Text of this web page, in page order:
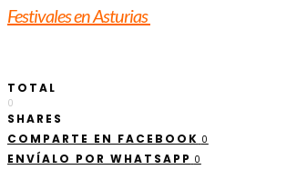
Festivales en Asturias
TOTAL
0
SHARES
COMPARTE EN FACEBOOK 0
ENVÍALO POR WHATSAPP 0